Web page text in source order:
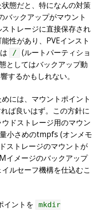
態だと、特になんの対策
バックアップがマウント
トレージに直接保存され
性があり、PVEインスト
は /
(ルートパーティショ
としてはバックアップ動
するかもしれない。
には、マウントポイント
ば良いはず。この方針に
ドストレージ用のマウン
小さめのtmpfs (オンメモ
ストレージのマウントが
イメージのバックアップ
ルセーフ機構を仕込むこ
イントを
mkdir